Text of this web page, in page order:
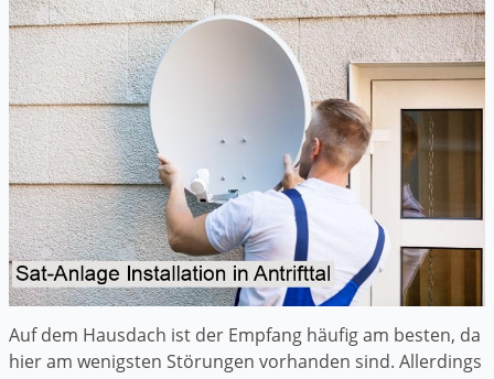
Auf dem Hausdach ist der Empfang häufig am besten, da
hier am wenigsten Störungen vorhanden sind. Allerdings